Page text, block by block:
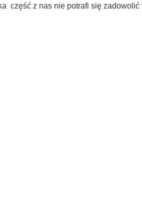
część z nas nie potrafi się